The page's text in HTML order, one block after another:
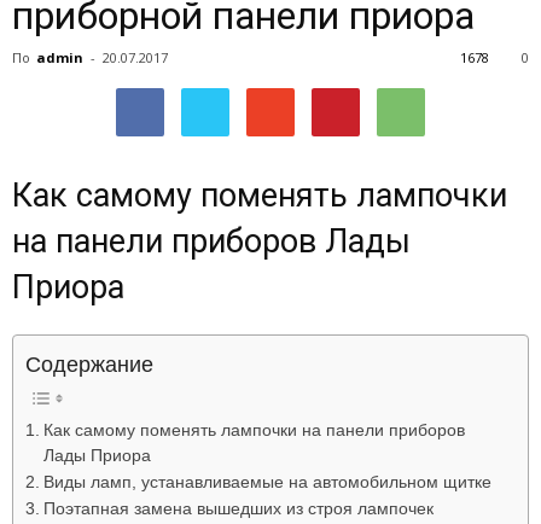
об
автомобилях
Лада
приборной панели приора
По admin - 20.07.2017 0
1678
Как самому поменять лампочки
на панели приборов Лады
Приора
Содержание
Как самому поменять лампочки на панели приборов
Лады Приора
Виды ламп, устанавливаемые на автомобильном щитке
Поэтапная замена вышедших из строя лампочек